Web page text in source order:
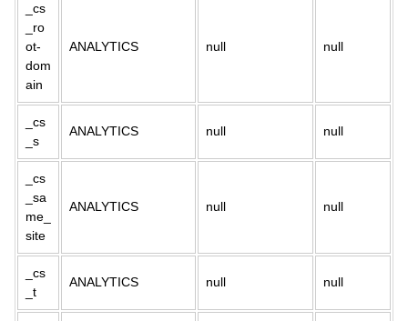
_cs
_ro
ot-
dom
ain
ANALYTICS null null
_cs
_s
ANALYTICS null null
_cs
_sa
me_
site
ANALYTICS null null
_cs
_t
ANALYTICS null null